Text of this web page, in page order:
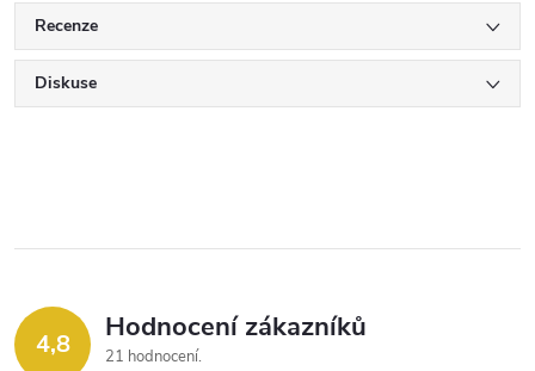
Recenze
Diskuse
4,8 Hodnocení zákazníků
21 hodnocení